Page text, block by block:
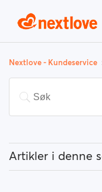
Nextlove - Kundeservice
Artikler i denne